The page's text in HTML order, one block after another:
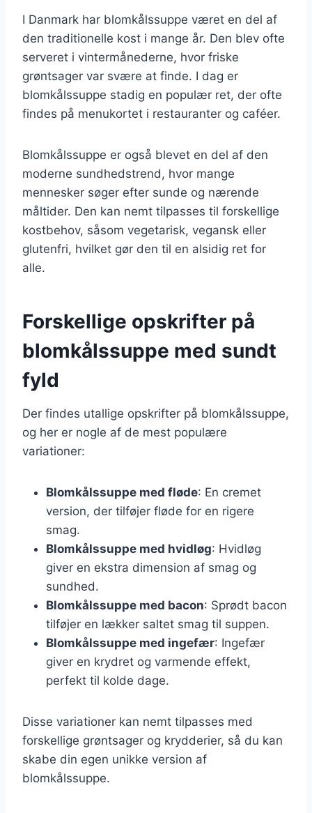
I Danmark har blomkålssuppe været en del af
den traditionelle kost i mange år. Den blev ofte
serveret i vintermånederne, hvor friske
grøntsager var svære at finde. I dag er
blomkålssuppe stadig en populær ret, der ofte
findes på menukortet i restauranter og caféer.
Blomkålssuppe er også blevet en del af den
moderne sundhedstrend, hvor mange
mennesker søger efter sunde og nærende
måltider. Den kan nemt tilpasses til forskellige
kostbehov, såsom vegetarisk, vegansk eller
glutenfri, hvilket gør den til en alsidig ret for
alle.
Forskellige opskrifter på
blomkålssuppe med sundt
fyld
Der findes utallige opskrifter på blomkålssuppe,
og her er nogle af de mest populære
variationer:
Blomkålssuppe med fløde: En cremet
version, der tilføjer fløde for en rigere
smag.
Blomkålssuppe med hvidløg: Hvidløg
giver en ekstra dimension af smag og
sundhed.
Blomkålssuppe med bacon: Sprødt bacon
tilføjer en lækker saltet smag til suppen.
Blomkålssuppe med ingefær: Ingefær
giver en krydret og varmende effekt,
perfekt til kolde dage.
Disse variationer kan nemt tilpasses med
forskellige grøntsager og krydderier, så du kan
skabe din egen unikke version af
blomkålssuppe.